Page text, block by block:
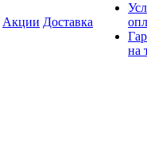
Акции Доставка
на